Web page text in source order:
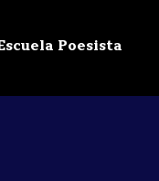
Poesista